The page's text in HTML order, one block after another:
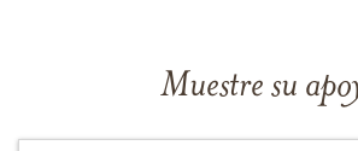
Muestre su